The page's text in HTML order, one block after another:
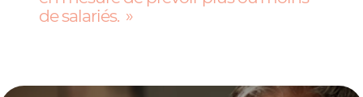
de salariés.